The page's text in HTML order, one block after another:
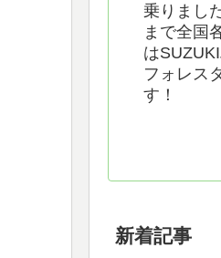
乗りまし
まで全国
は
フォレス
す！
新着記事